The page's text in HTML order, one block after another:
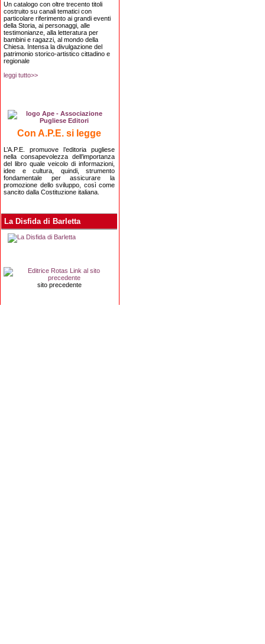
Un catalogo con oltre trecento titoli
costruito su canali tematici con
particolare riferimento ai grandi eventi
della Storia, ai personaggi, alle
testimonianze, alla letteratura per
bambini e ragazzi, al mondo della
Chiesa. Intensa la divulgazione del
patrimonio storico-artistico cittadino e
regionale
leggi tutto>>
Con A.P.E. si legge
L’A.P.E. promuove l’editoria pugliese
nella consapevolezza dell’importanza
del libro quale veicolo di informazioni,
idee e cultura, quindi, strumento
fondamentale per assicurare la
promozione dello sviluppo, così come
sancito dalla Costituzione italiana.
La Disfida di Barletta
sito precedente